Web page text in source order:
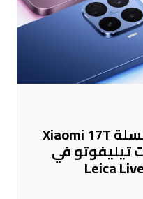
شاومي تكشف عن سلسلة Xiaomi 17T
تيليفوتو في
جميع الطرازات، وميزة Leica Live